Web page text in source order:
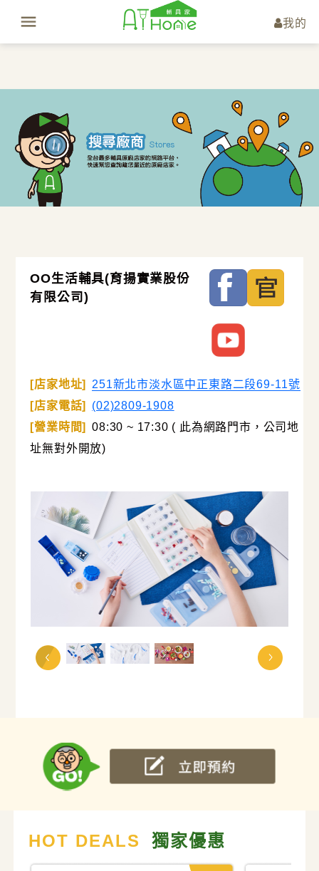
我的
OO生活輔具(育揚實業股份
有限公司)
[店家地址]
251新北市淡水區中正東路二段69-11號
[店家電話]
(02)2809-1908
[營業時間]
08:30 ~ 17:30 ( 此為網路門市，公司地
址無對外開放)
HOT DEALS 獨家優惠